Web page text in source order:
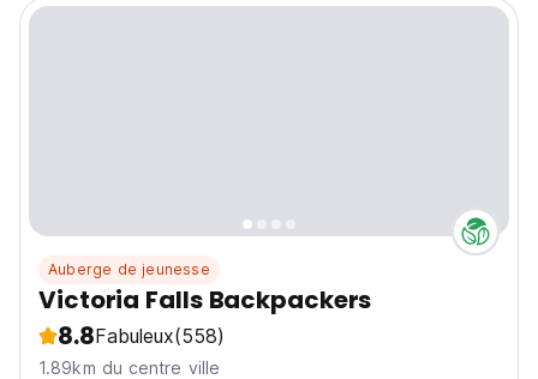
Auberge de jeunesse
Victoria Falls Backpackers
8.8Fabuleux(558)
1.89km du centre ville